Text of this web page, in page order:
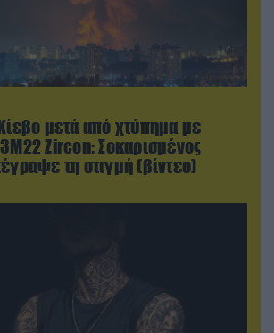
μετά από χτύπημα με
Zircon: Σοκαρισμένος
τη στιγμή (βίντεο)